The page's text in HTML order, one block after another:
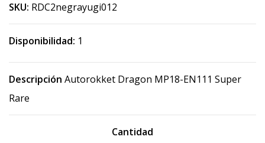
SKU: RDC2negrayugi012
Disponibilidad: 1
Descripción Autorokket Dragon MP18-EN111 Super
Rare
Cantidad